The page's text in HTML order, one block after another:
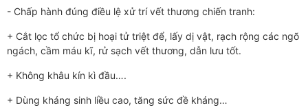
- Chấp hành đúng điều lệ xử trí vết thương chiến tranh:
+ Cắt lọc tổ chức bị hoại tử triệt để, lấy dị vật, rạch rộng các ngõ
ngách, cầm máu kĩ, rử sạch vết thương, dẫn lưu tốt.
+ Không khâu kín kì đầu….
+ Dùng kháng sinh liều cao, tăng sức đề kháng…